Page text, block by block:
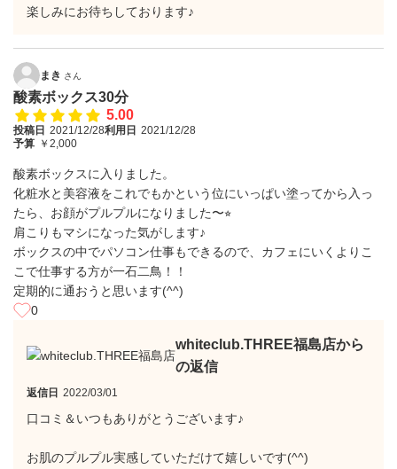
楽しみにお待ちしております♪
まき さん
酸素ボックス30分
5.00
投稿日 2021/12/28利用日 2021/12/28
予算 ￥2,000
酸素ボックスに入りました。
化粧水と美容液をこれでもかという位にいっぱい塗ってから入っ
たら、お顔がプルプルになりました〜⭐︎
肩こりもマシになった気がします♪
ボックスの中でパソコン仕事もできるので、カフェにいくよりこ
こで仕事する方が一石二鳥！！
定期的に通おうと思います(^^)
0
whiteclub.THREE福島店から
の返信
返信日 2022/03/01
口コミ＆いつもありがとうございます♪
お肌のプルプル実感していただけて嬉しいです(^^)